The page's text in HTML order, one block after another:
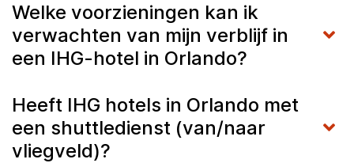
Welke voorzieningen kan ik
verwachten van mijn verblijf in
een IHG-hotel in Orlando?
Heeft IHG hotels in Orlando met
een shuttledienst (van/naar
vliegveld)?